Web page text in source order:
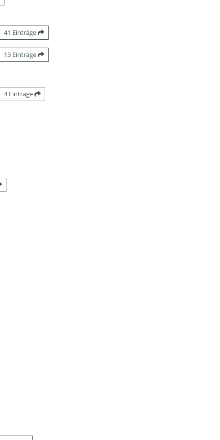
41 Einträge
13 Einträge
4 Einträge